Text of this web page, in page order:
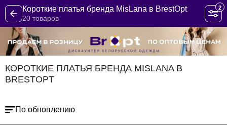
Короткие платья бренда MisLana в BrestOpt
20 товаров
2
КОРОТКИЕ ПЛАТЬЯ БРЕНДА MISLANA В
BRESTOPT
По обновлению